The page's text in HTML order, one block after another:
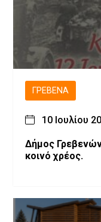
ΓΡΕΒΕΝΆ
10 Ιουλίου
Δήμος
κοινό χρέος.